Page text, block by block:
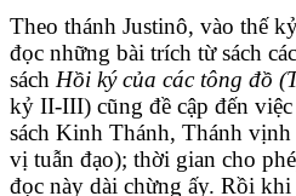
Theo thánh Justinô, vào thế
đọc những bài trích từ sách
sách Hồi ký của các tông đồ
kỷ II-III) cũng đề cập đến
sách Kinh Thánh, Thánh vịnh
vị tuẫn đạo); thời gian cho
đọc này dài chừng ấy. Rồi